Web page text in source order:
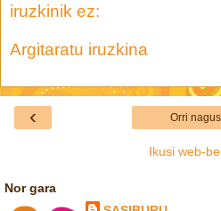
iruzkinik ez:
Argitaratu iruzkina
‹ Orri
Ikusi web-
Nor gara